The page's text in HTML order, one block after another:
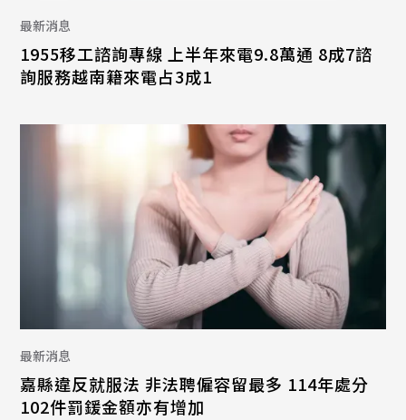
最新消息
1955移工諮詢專線 上半年來電9.8萬通 8成7諮
詢服務越南籍來電占3成1
最新消息
嘉縣違反就服法 非法聘僱容留最多 114年處分
102件罰鍰金額亦有增加